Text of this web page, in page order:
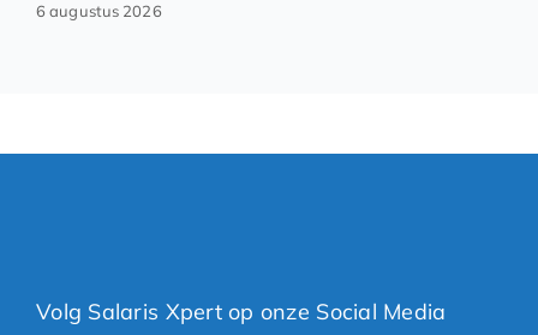
6 augustus 2026
Volg Salaris Xpert op onze Social Media